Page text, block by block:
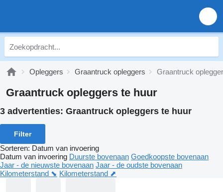
Opleggers Graantruck opleggers Graantruck
Graantruck opleggers te huur
3 advertenties: Graantruck opleggers te huur
Filter
Sorteren: Datum van invoering
Datum van invoering Duurste bovenaan Goedkoopste bovenaan
Jaar - de nieuwste bovenaan Jaar - de oudste bovenaan
Kilometerstand ⬊ Kilometerstand ⬈